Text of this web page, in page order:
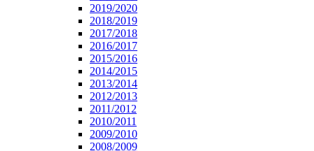
2019/2020
2018/2019
2017/2018
2016/2017
2015/2016
2014/2015
2013/2014
2012/2013
2011/2012
2010/2011
2009/2010
2008/2009